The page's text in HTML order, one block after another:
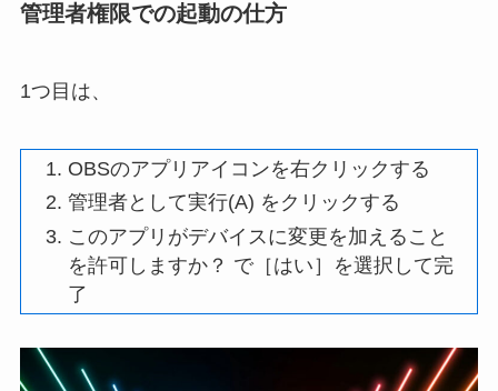
管理者権限での起動の仕方
1つ目は、
OBSのアプリアイコンを右クリックする
管理者として実行(A) をクリックする
このアプリがデバイスに変更を加えること
を許可しますか？ で［はい］を選択して完
了